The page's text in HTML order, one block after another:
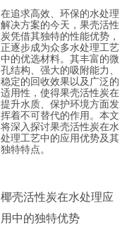
在追求高效、环保的水处理
解决方案的今天，果壳活性
炭凭借其独特的性能优势，
正逐步成为众多水处理工艺
中的优选材料。其丰富的微
孔结构、强大的吸附能力、
稳定的回收效果以及广泛的
适用性，使得果壳活性炭在
提升水质、保护环境方面发
挥着不可替代的作用。本文
将深入探讨果壳活性炭在水
处理工艺中的应用优势及其
独特特点。
椰壳活性炭在水处理应
用中的独特优势